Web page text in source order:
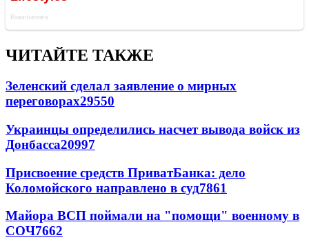
ЧИТАЙТЕ ТАКЖЕ
Зеленский сделал заявление о мирных
переговорах29550
Украинцы определились насчет вывода войск из
Донбасса20997
Присвоение средств ПриватБанка: дело
Коломойского направлено в суд7861
Майора ВСП поймали на "помощи" военному в
СОЧ7662